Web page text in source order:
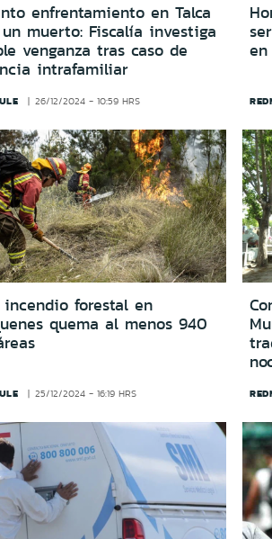
enfrentamiento en Talca
muerto: Fiscalía investiga
venganza tras caso de
intrafamiliar
26/12/2024 - 10:59 HRS
incendio forestal en
quema al menos 940
25/12/2024 - 16:19 HRS